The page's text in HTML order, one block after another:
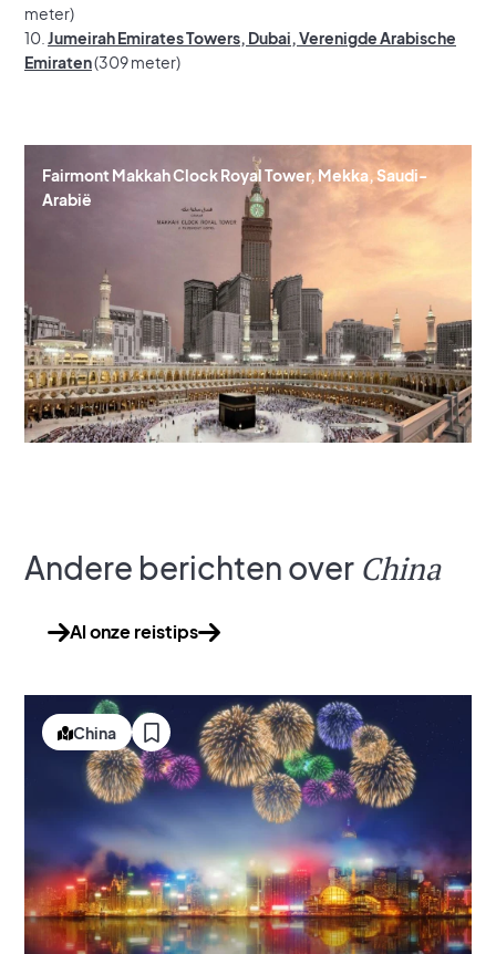
meter)
10. Jumeirah Emirates Towers, Dubai, Verenigde Arabische
Emiraten(309 meter)
Fairmont Makkah Clock Royal Tower, Mekka, Saudi-
Arabië
Andere berichten over China
Al onze reistips
China